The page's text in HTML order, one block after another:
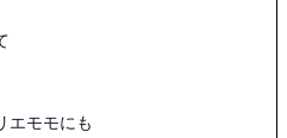
エモモにも